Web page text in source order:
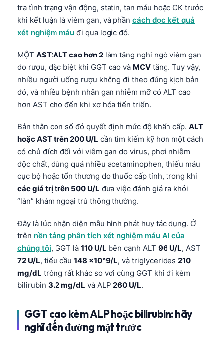
tra tình trạng vận động, statin, tan máu hoặc CK trước
khi kết luận là viêm gan, và phần cách đọc kết quả
xét nghiệm máu đi qua logic đó.
MỘT AST:ALT cao hơn 2 làm tăng nghi ngờ viêm gan
do rượu, đặc biệt khi GGT cao và MCV tăng. Tuy vậy,
nhiều người uống rượu không đi theo đúng kịch bản
đó, và nhiều bệnh nhân gan nhiễm mỡ có ALT cao
hơn AST cho đến khi xơ hóa tiến triển.
Bản thân con số đó quyết định mức độ khẩn cấp. ALT
hoặc AST trên 200 U/L cần tìm kiếm kỹ hơn một cách
có chủ đích đối với viêm gan do virus, phơi nhiễm
độc chất, dùng quá nhiều acetaminophen, thiếu máu
cục bộ hoặc tổn thương do thuốc cấp tính, trong khi
các giá trị trên 500 U/L đưa việc đánh giá ra khỏi
“làn” khám ngoại trú thông thường.
Đây là lúc nhận diện mẫu hình phát huy tác dụng. Ở
trên nền tảng phân tích xét nghiệm máu AI của
chúng tôi, GGT là 110 U/L bên cạnh ALT 96 U/L, AST
72 U/L, tiểu cầu 148 x10^9/L, và triglycerides 210
mg/dL trông rất khác so với cùng GGT khi đi kèm
bilirubin 3.2 mg/dL và ALP 260 U/L.
GGT cao kèm ALP hoặc bilirubin: hãy
nghĩ đến đường mật trước